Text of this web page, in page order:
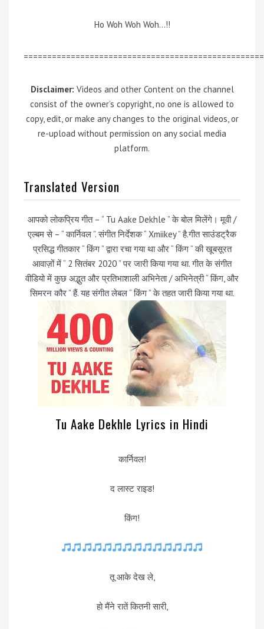
Ho Woh Woh Woh…!!
Disclaimer: Videos and other Content on the channel
consist of the owner’s copyright, no one is allowed to
copy, edit, or make any changes to the original videos, or
re-upload without permission on any social media
platform.
Translated Version
आपको लोकप्रिय गीत – “ Tu Aake Dekhle ” के बोल मिलेंगे। मूवी /
एल्बम से – “ कार्निवल ”. संगीत निर्देशक “ Xmiikey ” है.गीत साउंडट्रैक
प्रसिद्ध गीतकार “ किंग ” द्वारा रचा गया था और “ किंग ” की खूबसूरत
आवाज़ों में “ 2 सितंबर 2020 ” पर जारी किया गया था. गीत के संगीत
वीडियो में कुछ अद्भुत और प्रतिभाशाली अभिनेता / अभिनेत्री “ किंग, और
सिमरन कौर ” हैं. यह संगीत लेबल “ किंग ” के तहत जारी किया गया था.
Tu Aake Dekhle Lyrics in Hindi
कार्निवल!
द लास्ट राइड!
किंग!
तू आके देख ले,
हो मैंने रातें कितनी सारी,